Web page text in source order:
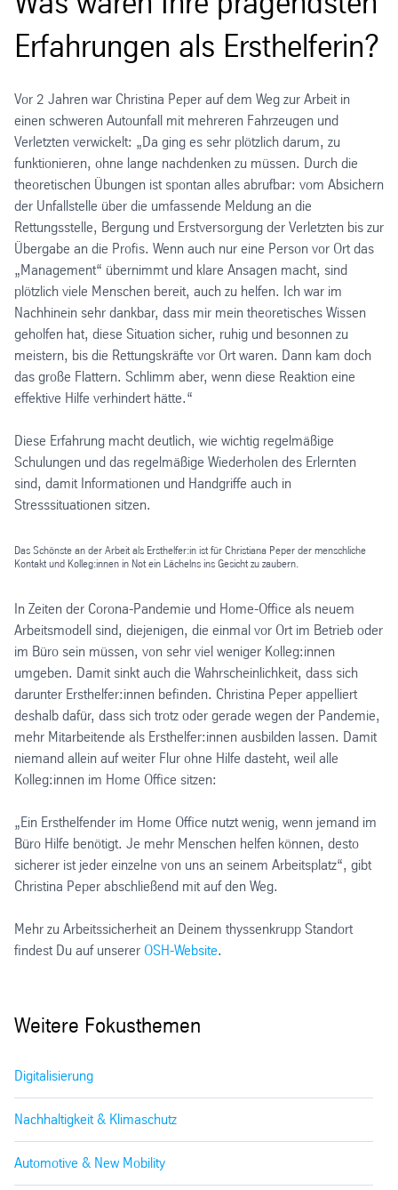
Erfahrungen als Ersthelferin?
Vor 2 Jahren war Christina Peper auf dem Weg zur Arbeit in
einen schweren Autounfall mit mehreren Fahrzeugen und
Verletzten verwickelt: „Da ging es sehr plötzlich darum, zu
funktionieren, ohne lange nachdenken zu müssen. Durch die
theoretischen Übungen ist spontan alles abrufbar: vom Absichern
der Unfallstelle über die umfassende Meldung an die
Rettungsstelle, Bergung und Erstversorgung der Verletzten bis zur
Übergabe an die Profis. Wenn auch nur eine Person vor Ort das
„Management“ übernimmt und klare Ansagen macht, sind
plötzlich viele Menschen bereit, auch zu helfen. Ich war im
Nachhinein sehr dankbar, dass mir mein theoretisches Wissen
geholfen hat, diese Situation sicher, ruhig und besonnen zu
meistern, bis die Rettungskräfte vor Ort waren. Dann kam doch
das große Flattern. Schlimm aber, wenn diese Reaktion eine
effektive Hilfe verhindert hätte.“
Diese Erfahrung macht deutlich, wie wichtig regelmäßige
Schulungen und das regelmäßige Wiederholen des Erlernten
sind, damit Informationen und Handgriffe auch in
Stresssituationen sitzen.
Das Schönste an der Arbeit als Ersthelfer:in ist für Christiana Peper der menschliche
Kontakt und Kolleg:innen in Not ein Lächelns ins Gesicht zu zaubern.
In Zeiten der Corona-Pandemie und Home-Office als neuem
Arbeitsmodell sind, diejenigen, die einmal vor Ort im Betrieb oder
im Büro sein müssen, von sehr viel weniger Kolleg:innen
umgeben. Damit sinkt auch die Wahrscheinlichkeit, dass sich
darunter Ersthelfer:innen befinden. Christina Peper appelliert
deshalb dafür, dass sich trotz oder gerade wegen der Pandemie,
mehr Mitarbeitende als Ersthelfer:innen ausbilden lassen. Damit
niemand allein auf weiter Flur ohne Hilfe dasteht, weil alle
Kolleg:innen im Home Office sitzen:
„Ein Ersthelfender im Home Office nutzt wenig, wenn jemand im
Büro Hilfe benötigt. Je mehr Menschen helfen können, desto
sicherer ist jeder einzelne von uns an seinem Arbeitsplatz“, gibt
Christina Peper abschließend mit auf den Weg.
Mehr zu Arbeitssicherheit an Deinem thyssenkrupp Standort
findest Du auf unserer OSH-Website.
Weitere Fokusthemen
Digitalisierung
Nachhaltigkeit & Klimaschutz
Automotive & New Mobility